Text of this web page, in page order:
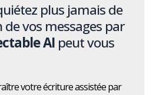
plus jamais de
de vos messages par
AI peut vous
votre écriture assistée par